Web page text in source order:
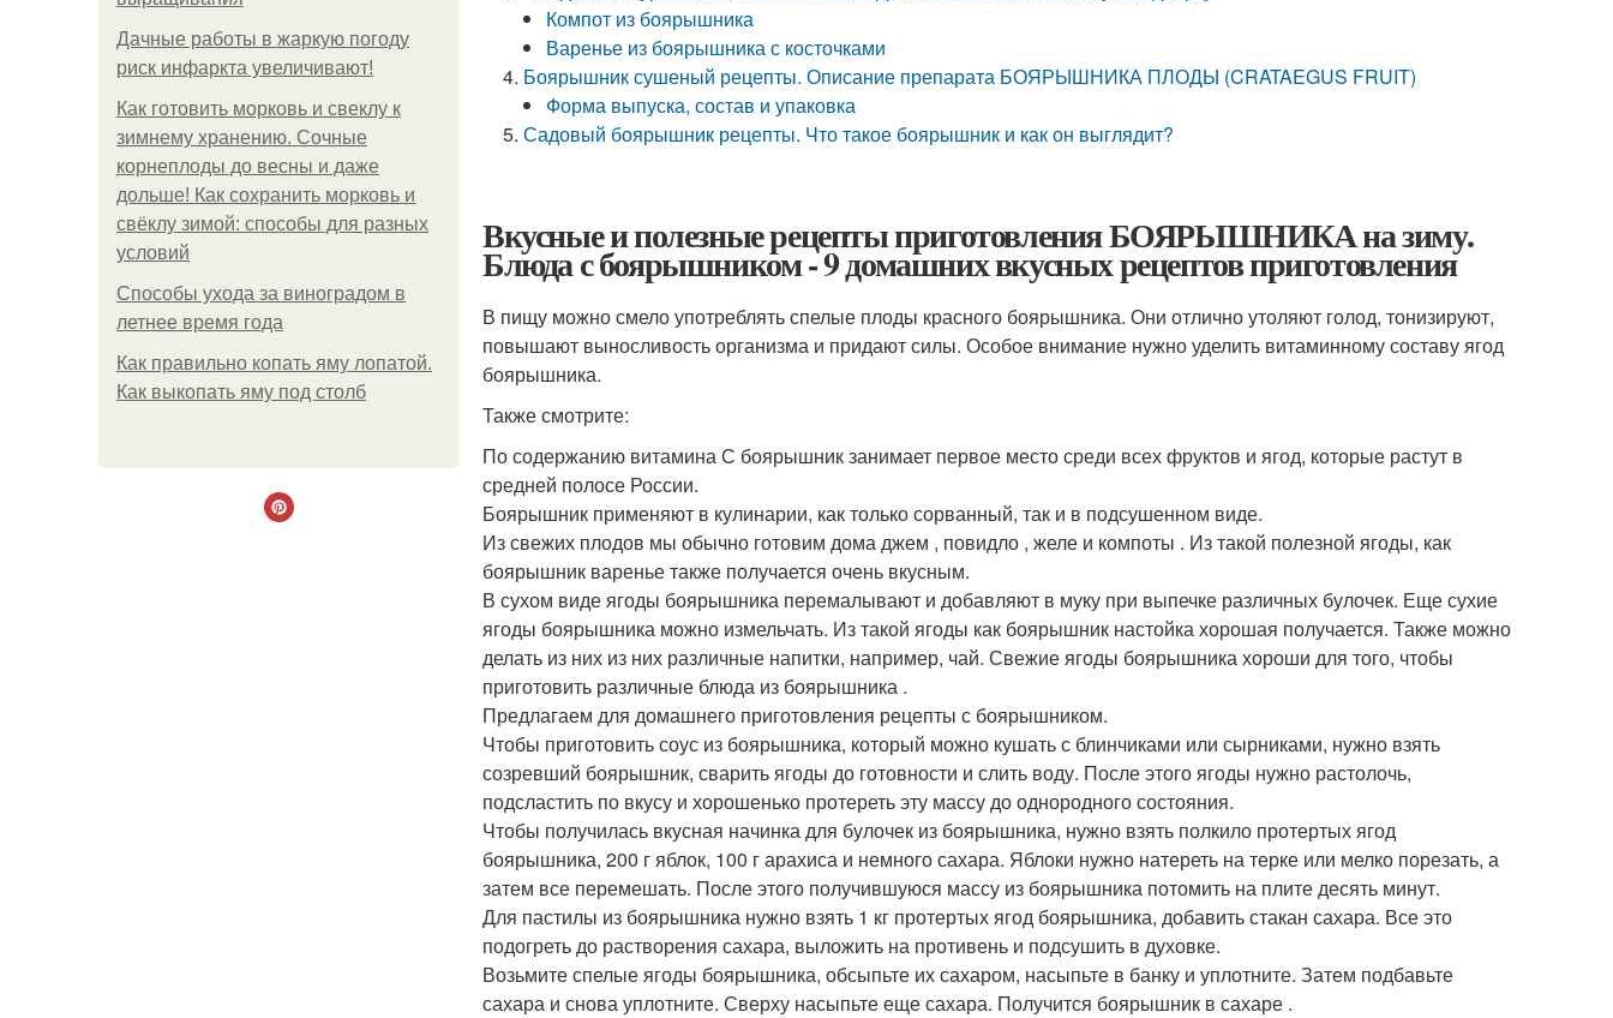
Дачные работы в жаркую погоду
риск инфаркта увеличивают!
Как готовить морковь и свеклу к
зимнему хранению. Сочные
корнеплоды до весны и даже
дольше! Как сохранить морковь и
свёклу зимой: способы для разных
условий
Способы ухода за виноградом в
летнее время года
Как правильно копать яму лопатой.
Как выкопать яму под столб
Компот из боярышника
Варенье из боярышника с косточками
Боярышник сушеный рецепты. Описание препарата БОЯРЫШНИКА ПЛОДЫ (CRATAEGUS FRUIT)
Форма выпуска, состав и упаковка
Садовый боярышник рецепты. Что такое боярышник и как он выглядит?
Вкусные и полезные рецепты приготовления БОЯРЫШНИКА на зиму.
Блюда с боярышником - 9 домашних вкусных рецептов приготовления
В пищу можно смело употреблять спелые плоды красного боярышника. Они отлично утоляют голод, тонизируют,
повышают выносливость организма и придают силы. Особое внимание нужно уделить витаминному составу ягод
боярышника.
Также смотрите:
По содержанию витамина С боярышник занимает первое место среди всех фруктов и ягод, которые растут в
средней полосе России.
Боярышник применяют в кулинарии, как только сорванный, так и в подсушенном виде.
Из свежих плодов мы обычно готовим дома джем , повидло , желе и компоты . Из такой полезной ягоды, как
боярышник варенье также получается очень вкусным.
В сухом виде ягоды боярышника перемалывают и добавляют в муку при выпечке различных булочек. Еще сухие
ягоды боярышника можно измельчать. Из такой ягоды как боярышник настойка хорошая получается. Также можно
делать из них из них различные напитки, например, чай. Свежие ягоды боярышника хороши для того, чтобы
приготовить различные блюда из боярышника .
Предлагаем для домашнего приготовления рецепты с боярышником.
Чтобы приготовить соус из боярышника, который можно кушать с блинчиками или сырниками, нужно взять
созревший боярышник, сварить ягоды до готовности и слить воду. После этого ягоды нужно растолочь,
подсластить по вкусу и хорошенько протереть эту массу до однородного состояния.
Чтобы получилась вкусная начинка для булочек из боярышника, нужно взять полкило протертых ягод
боярышника, 200 г яблок, 100 г арахиса и немного сахара. Яблоки нужно натереть на терке или мелко порезать, а
затем все перемешать. После этого получившуюся массу из боярышника потомить на плите десять минут.
Для пастилы из боярышника нужно взять 1 кг протертых ягод боярышника, добавить стакан сахара. Все это
подогреть до растворения сахара, выложить на противень и подсушить в духовке.
Возьмите спелые ягоды боярышника, обсыпьте их сахаром, насыпьте в банку и уплотните. Затем подбавьте
сахара и снова уплотните. Сверху насыпьте еще сахара. Получится боярышник в сахаре .